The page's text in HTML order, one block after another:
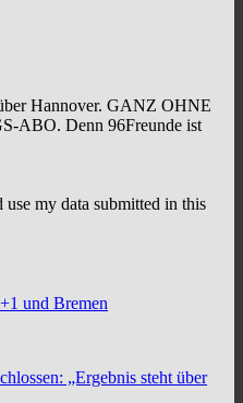
Hannover. GANZ OHNE
ABO. Denn 96Freunde ist
my data submitted in this
und Bremen
„Ergebnis steht über